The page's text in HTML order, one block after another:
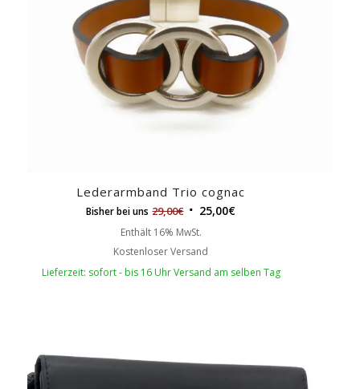
Lederarmband Trio cognac
Bisher bei uns 29,00€ 25,00€
Enthält 16% MwSt.
Kostenloser Versand
Lieferzeit: sofort - bis 16 Uhr Versand am selben Tag